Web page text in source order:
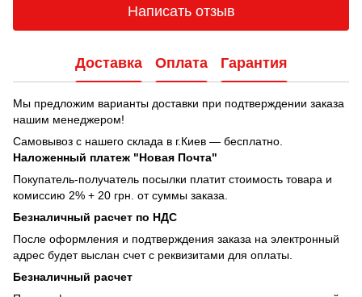
Написать отзыв
Доставка Оплата Гарантия
Мы предложим варианты доставки при подтверждении заказа
нашим менеджером!
Самовывоз с нашего склада в г.Киев — бесплатно.
Наложенный платеж "Новая Почта"
Покупатель-получатель посылки платит стоимость товара и
комиссию 2% + 20 грн. от суммы заказа.
Безналичный расчет по НДС
После оформления и подтверждения заказа на электронный
адрес будет выслан счет с реквизитами для оплаты.
Безналичный расчет